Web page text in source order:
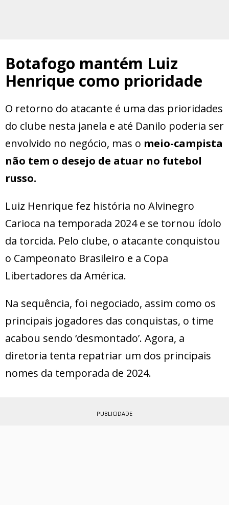
Botafogo mantém Luiz
Henrique como prioridade
O retorno do atacante é uma das prioridades
do clube nesta janela e até Danilo poderia ser
envolvido no negócio, mas o meio-campista
não tem o desejo de atuar no futebol
russo.
Luiz Henrique fez história no Alvinegro
Carioca na temporada 2024 e se tornou ídolo
da torcida. Pelo clube, o atacante conquistou
o Campeonato Brasileiro e a Copa
Libertadores da América.
Na sequência, foi negociado, assim como os
principais jogadores das conquistas, o time
acabou sendo ‘desmontado’. Agora, a
diretoria tenta repatriar um dos principais
nomes da temporada de 2024.
PUBLICIDADE